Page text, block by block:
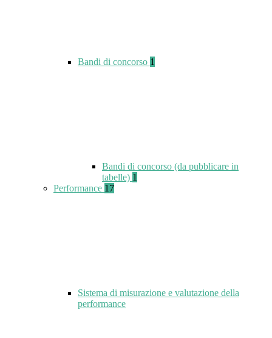
Bandi di concorso 1
Bandi di concorso (da pubblicare in
tabelle) 1
Performance 17
Sistema di misurazione e valutazione della
performance